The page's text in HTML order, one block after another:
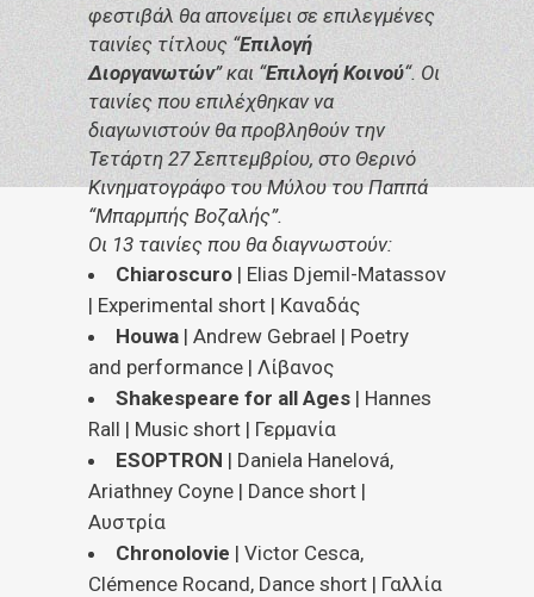
φεστιβάλ θα απονείμει σε επιλεγμένες
ταινίες τίτλους “Επιλογή
Διοργανωτών” και “Επιλογή Κοινού“. Οι
ταινίες που επιλέχθηκαν να
διαγωνιστούν θα προβληθούν την
Τετάρτη 27 Σεπτεμβρίου, στο Θερινό
Κινηματογράφο του Μύλου του Παππά
“Μπαρμπής Βοζαλής”.
Οι 13 ταινίες που θα διαγνωστούν:
Chiaroscuro | Elias Djemil-Matassov
| Experimental short | Καναδάς
Houwa | Andrew Gebrael | Poetry
and performance | Λίβανος
Shakespeare for all Ages | Hannes
Rall | Music short | Γερμανία
ESOPTRON | Daniela Hanelová,
Ariathney Coyne | Dance short |
Αυστρία
Chronolovie | Victor Cesca,
Clémence Rocand, Dance short | Γαλλία